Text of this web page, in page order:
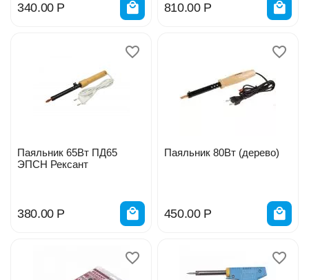
340.00 Р 810.00 Р
Паяльник 65Вт ПД65
ЭПСН Рексант
380.00 Р
Паяльник 80Вт (дерево)
450.00 Р